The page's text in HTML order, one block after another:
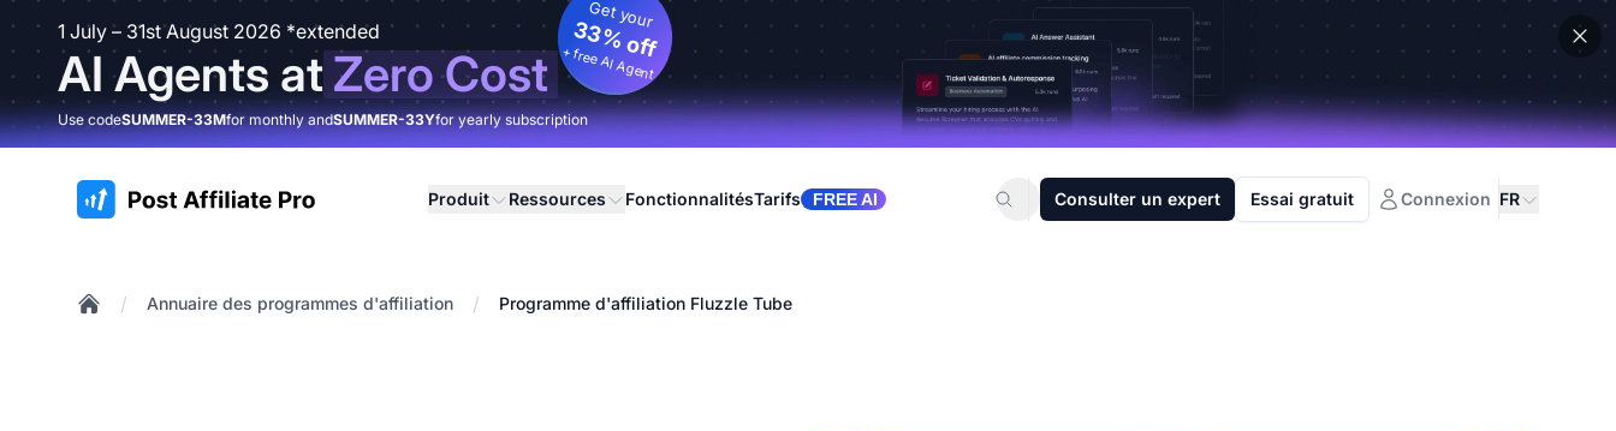
1 July – 31st August 2026 *extended
AI Agents atZero Cost
Get your
33% off
+ free AI Agent
Use codeSUMMER-33Mfor monthly andSUMMER-33Yfor yearly subscription
:site.title Produit Ressources FonctionnalitésTarifs FREE AI Consulter un expert Essai gratuit Connexion FR
/ Annuaire des programmes d'affiliation / Programme d'affiliation Fluzzle Tube